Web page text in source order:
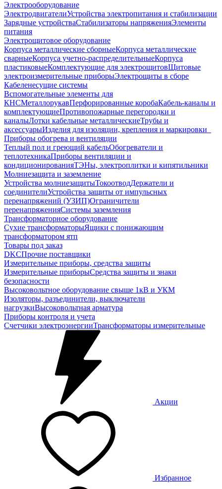
Электрооборудование
ЭлектродвигателиУстройства электропитания и стабилизации
Зарядные устройстваСтабилизаторы напряженияЭлементы
питания
Электрощитовое оборудование
Корпуса металлические сборныеКорпуса металлические
сварныеКорпуса учетно-распределительныеКорпуса
пластиковыеКомплектующие для электрощитовЩитовые
электроизмерительные приборыЭлектрощиты в сборе
Кабеленесущие системы
Вспомогательные элементы для
КНСМеталлорукавПерфорированные коробаКабель-каналы и
комплектующиеПротивопожарные перегородки и
каналыЛотки кабельные металлическиеТрубы и
аксессуарыИзделия для изоляции, крепления и маркировки
Приборы обогрева и вентиляции
Теплый пол и греющий кабельОбогреватели и
теплотехникаПриборы вентиляции и
кондиционированияТЭНы, электроплитки и кипятильники
Молниезащита и заземление
Устройства молниезащитыТокоотводДержатели и
соединителиУстройства защиты от импульсных
перенапряжений (УЗИП)Ограничители
перенапряженияСистемы заземления
Трансформаторное оборудование
Сухие трансформаторыЯщики с понижающим
трансформатором ятп
Товары под заказ
DKCПрочие поставщики
Измерительные приборы, средства защиты
Измерительные приборыСредства защиты и знаки
безопасности
Высоковольтное оборудование свыше 1кВ и УКМ
Изоляторы, разъединители, выключатели
нагрузкиВысоковольтная арматура
Приборы контроля и учета
Счетчики электроэнергииТрансформаторы измерительные
Акции
Избранное